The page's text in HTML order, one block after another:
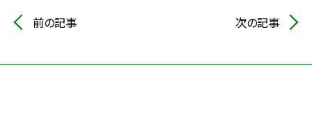
前の記事 次の記事